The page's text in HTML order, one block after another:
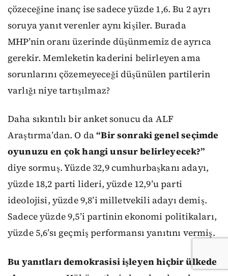
çözeceğine inanç ise sadece yüzde 1,6. Bu 2 ayrı
soruya yanıt verenler aynı kişiler. Burada
MHP’nin oranı üzerinde düşünmemiz de ayrıca
gerekir. Memleketin kaderini belirleyen ama
sorunlarını çözemeyeceği düşünülen partilerin
varlığı niye tartışılmaz?
Daha sıkıntılı bir anket sonucu da ALF
Araştırma’dan. O da“Bir sonraki genel seçimde
oyunuzu en çok hangi unsur belirleyecek?”
diye sormuş. Yüzde 32,9 cumhurbaşkanı adayı,
yüzde 18,2 parti lideri, yüzde 12,9’u parti
ideolojisi, yüzde 9,8’i milletvekili adayı demiş.
Sadece yüzde 9,5’i partinin ekonomi politikaları,
yüzde 5,6’sı geçmiş performansı yanıtını vermiş.
Bu yanıtları demokrasisi işleyen hiçbir ülkede